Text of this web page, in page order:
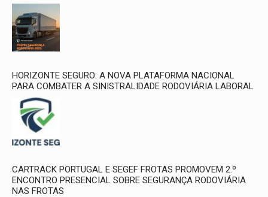
HORIZONTE SEGURO: A NOVA PLATAFORMA NACIONAL
PARA COMBATER A SINISTRALIDADE RODOVIÁRIA LABORAL
CARTRACK PORTUGAL E SEGEF FROTAS PROMOVEM 2.º
ENCONTRO PRESENCIAL SOBRE SEGURANÇA RODOVIÁRIA
NAS FROTAS